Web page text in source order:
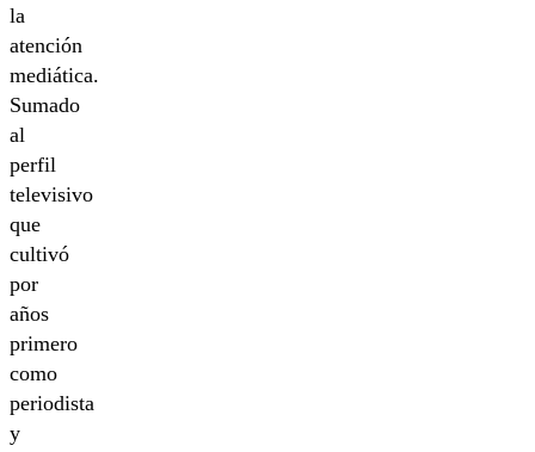
la
atención
mediática.
Sumado
al
perfil
televisivo
que
cultivó
por
años
primero
como
periodista
y